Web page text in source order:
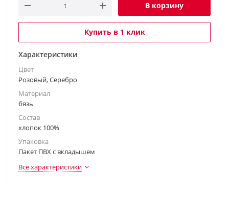
В корзину
Купить в 1 клик
Характеристики
Цвет
Розовый, Серебро
Материал
бязь
Состав
хлопок 100%
Упаковка
Пакет ПВХ с вкладышем
Все характеристики